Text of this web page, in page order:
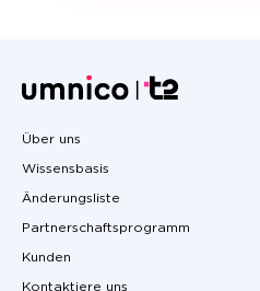
Über uns
Wissensbasis
Änderungsliste
Partnerschaftsprogramm
Kunden
Kontaktiere uns